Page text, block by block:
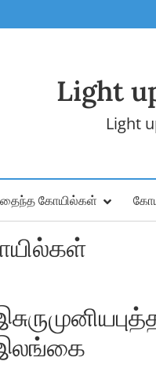
Light
Light
கோயில்கள்